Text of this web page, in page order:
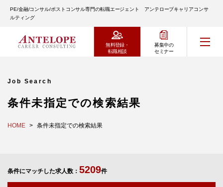
PE/金融/コンサル/ポストコンサル専門の転職エージェント アンテロープキャリアコンサ
ルティング
無料登録・
転職相談
募集中の
セミナー
Job Search
条件未指定での検索結果
HOME 条件未指定での検索結果
条件にマッチした求人数： 5209件